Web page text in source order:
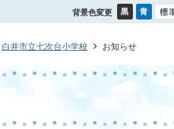
背景色変更
白井市立七次台小学校 お知らせ